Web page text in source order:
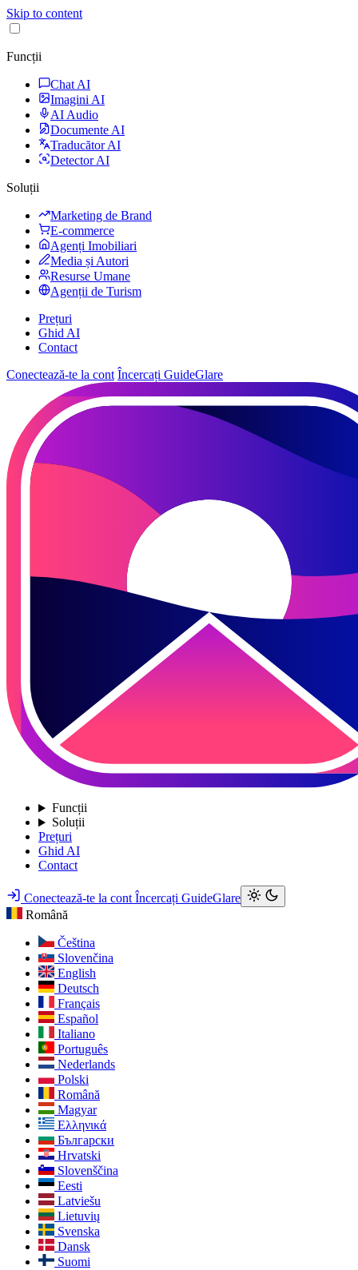
Skip to content
Funcții
Chat AI
Imagini AI
AI Audio
Documente AI
Traducător AI
Detector AI
Soluții
Marketing de Brand
E-commerce
Agenți Imobiliari
Media și Autori
Resurse Umane
Agenții de Turism
Prețuri
Ghid AI
Contact
Conectează-te la cont Încercați GuideGlare
Funcții
Soluții
Prețuri
Ghid AI
Contact
Conectează-te la cont Încercați GuideGlare
Română
Čeština
Slovenčina
English
Deutsch
Français
Español
Italiano
Português
Nederlands
Polski
Română
Magyar
Ελληνικά
Български
Hrvatski
Slovenščina
Eesti
Latviešu
Lietuvių
Svenska
Dansk
Suomi